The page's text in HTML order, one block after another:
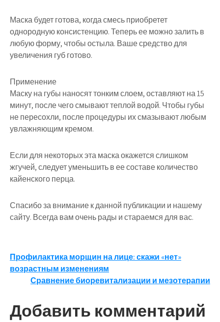
Маска будет готова, когда смесь приобретет
однородную консистенцию. Теперь ее можно залить в
любую форму, чтобы остыла. Ваше средство для
увеличения губ готово.
Применение
Маску на губы наносят тонким слоем, оставляют на 15
минут, после чего смывают теплой водой. Чтобы губы
не пересохли, после процедуры их смазывают любым
увлажняющим кремом.
Если для некоторых эта маска окажется слишком
жгучей, следует уменьшить в ее составе количество
кайенского перца.
Спасибо за внимание к данной публикации и нашему
сайту. Всегда вам очень рады и стараемся для вас.
Навигация
по
Профилактика морщин на лице: скажи «нет»
возрастным изменениям
Сравнение биоревитализации и мезотерапии
Добавить комментарий